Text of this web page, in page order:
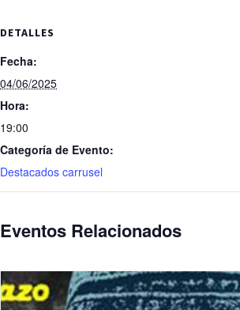
DETALLES
Fecha:
04/06/2025
Hora:
19:00
Categoría de Evento:
Destacados carrusel
Eventos Relacionados